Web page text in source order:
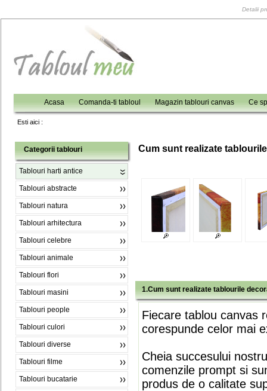
Detalii
Acasa Comanda-ti tabloul Magazin tablouri canvas Ce
Esti aici :
Categorii tablouri
Tablouri harti antice
Tablouri abstracte
Tablouri natura
Tablouri arhitectura
Tablouri celebre
Tablouri animale
Tablouri flori
Tablouri masini
Tablouri people
Tablouri culori
Tablouri diverse
Tablouri filme
Tablouri bucatarie
Cum sunt realizate
1.Cum sunt realizate tablourile
Fiecare tablou canvas
corespunde celor mai
Cheia succesului
comenzile prompt si
produs de o calitate